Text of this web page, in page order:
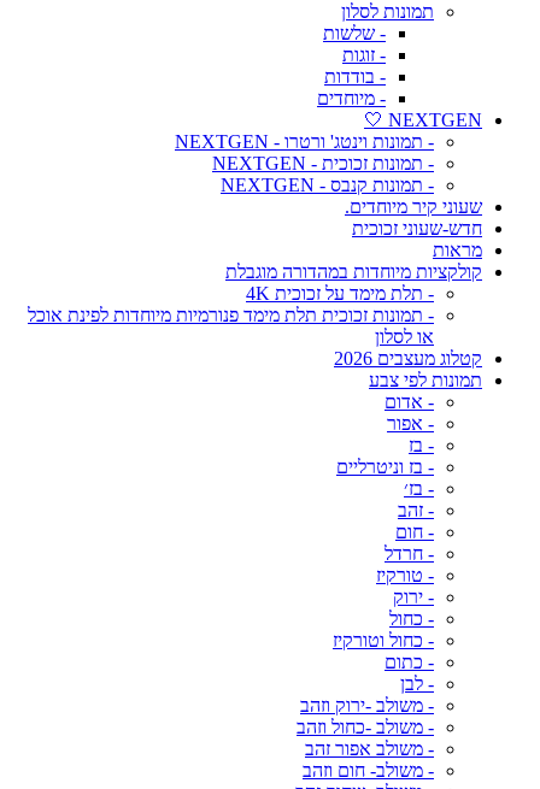
תמונות לסלון
- שלשות
- זוגות
- בודדות
- מיוחדים
NEXTGEN 🤍
- תמונות וינטג' ורטרו - NEXTGEN
- תמונות זכוכית - NEXTGEN
- תמונות קנבס - NEXTGEN
שעוני קיר מיוחדים.
חדש-שעוני זכוכית
מראות
קולקציות מיוחדות במהדורה מוגבלת
- תלת מימד על זכוכית 4K
- תמונות זכוכית תלת מימד פנורמיות מיוחדות לפינת אוכל
או לסלון
קטלוג מעצבים 2026
תמונות לפי צבע
- אדום
- אפור
- בז
- בז וניטרליים
- בז׳
- זהב
- חום
- חרדל
- טורקיז
- ירוק
- כחול
- כחול וטורקיז
- כתום
- לבן
- משולב -ירוק וזהב
- משולב -כחול וזהב
- משולב אפור זהב
- משולב- חום וזהב